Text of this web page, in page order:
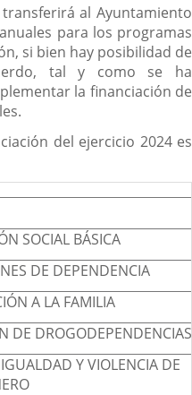
al Ayuntamiento
para los programas
si bien hay posibilidad de
tal y como se ha
la financiación de
del ejercicio 2024 es
SOCIAL BÁSICA
DE DEPENDENCIA
A LA FAMILIA
DE DROGODEPENDENCIAS
Y VIOLENCIA DE